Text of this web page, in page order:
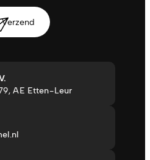
Verzend
AE Etten-Leur